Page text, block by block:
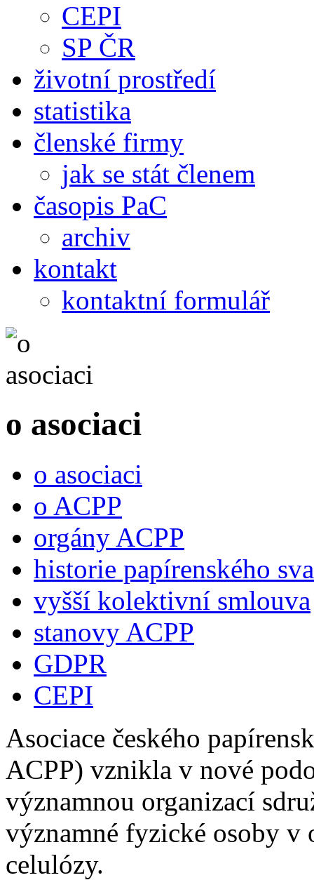
CEPI
SP ČR
životní prostředí
statistika
členské firmy
jak se stát členem
časopis PaC
archiv
kontakt
kontaktní formulář
o asociaci
o asociaci
o ACPP
orgány ACPP
historie papírenského
vyšší kolektivní smlouva
stanovy ACPP
GDPR
CEPI
Asociace českého
ACPP) vznikla v nové
významnou organizací
významné fyzické osoby v
celulózy.